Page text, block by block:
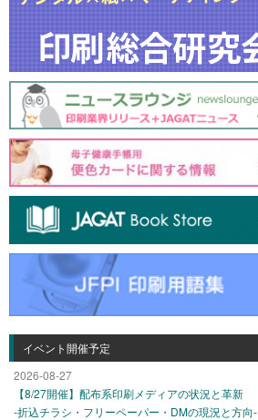
イベント開催予定
2026-08-27
【8/27開催】配布系印刷メディアの状況と革新
-折込チラシ・フリーペーパー・DMの現況と方向-